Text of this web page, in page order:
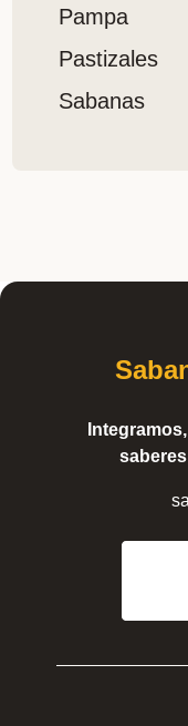
Pampa
Pastizales
Sabanas